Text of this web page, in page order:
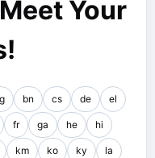
Your
bn cs de el
fr ga he hi
km ko ky la